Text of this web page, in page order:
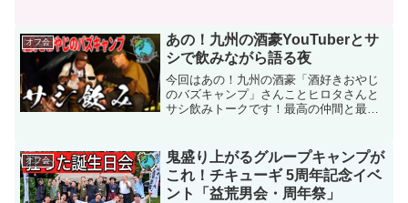
介益荒男会・雪の陣2025 雪中サイト紹
介雪国人...
オフ会
あの！九州の酒豪YouTuberとサ
シで飲みながら語る夜
今回はあの！九州の酒豪「酒好きおやじ
のバズキャンプ」さんことヒロタさんと
サシ飲みトークです！最高の仲間と最高
キャンプさんとサシ飲み全国オフ会 中国
編全国オフ会 九州編全...
オフ会
鬼盛り上がるグループキャンプが
これ！チキューギ 5周年記念イベ
ント「益荒男会・周年祭」